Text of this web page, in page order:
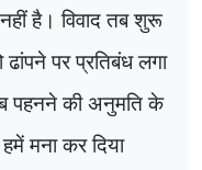
है। विवाद तब शुरू
पर प्रतिबंध लगा
पहनने की अनुमति के
मना कर दिया